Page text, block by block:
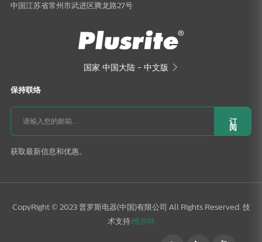
中国江苏省常州市武进区腾龙路27号
国家 中国大陆 - 中文版 
保持联络
订
阅
获取最新信息和优惠。
CopyRight © 2023 普罗斯电器(中国)有限公司 All Rights Reserved. 技
术支持:维尔特